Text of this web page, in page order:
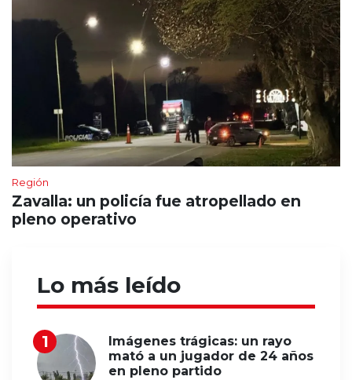
Región
Zavalla: un policía fue atropellado en
pleno operativo
Lo más leído
Imágenes trágicas: un rayo
mató a un jugador de 24 años
en pleno partido